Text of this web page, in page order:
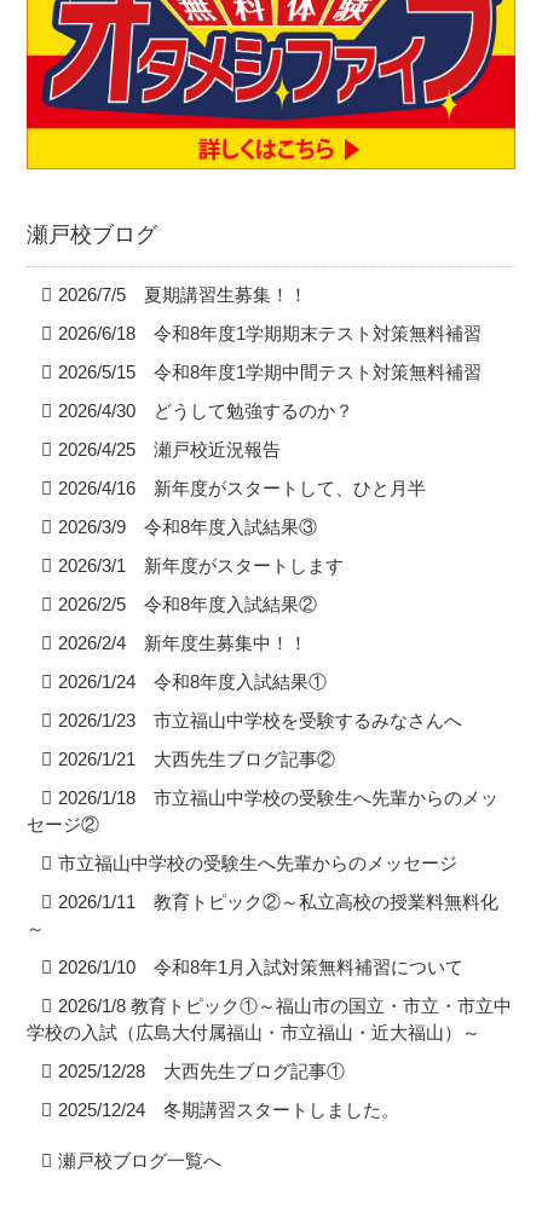
瀬戸校ブログ
2026/7/5 夏期講習生募集！！
2026/6/18 令和8年度1学期期末テスト対策無料補習
2026/5/15 令和8年度1学期中間テスト対策無料補習
2026/4/30 どうして勉強するのか？
2026/4/25 瀬戸校近況報告
2026/4/16 新年度がスタートして、ひと月半
2026/3/9 令和8年度入試結果③
2026/3/1 新年度がスタートします
2026/2/5 令和8年度入試結果②
2026/2/4 新年度生募集中！！
2026/1/24 令和8年度入試結果①
2026/1/23 市立福山中学校を受験するみなさんへ
2026/1/21 大西先生ブログ記事②
2026/1/18 市立福山中学校の受験生へ先輩からのメッ
セージ②
市立福山中学校の受験生へ先輩からのメッセージ
2026/1/11 教育トピック②～私立高校の授業料無料化
～
2026/1/10 令和8年1月入試対策無料補習について
2026/1/8 教育トピック①～福山市の国立・市立・市立中
学校の入試（広島大付属福山・市立福山・近大福山）～
2025/12/28 大西先生ブログ記事①
2025/12/24 冬期講習スタートしました。
瀬戸校ブログ一覧へ